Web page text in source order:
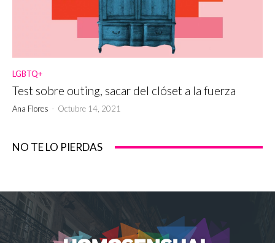
LGBTQ+
Test sobre outing, sacar del clóset a la fuerza
Ana Flores - Octubre 14, 2021
NO TE LO PIERDAS